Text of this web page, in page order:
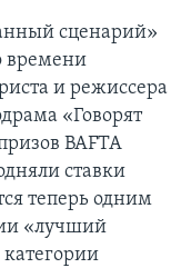
сценарий»
времени
и режиссера
«Говорят
BAFTA
ставки
теперь одним
«лучший